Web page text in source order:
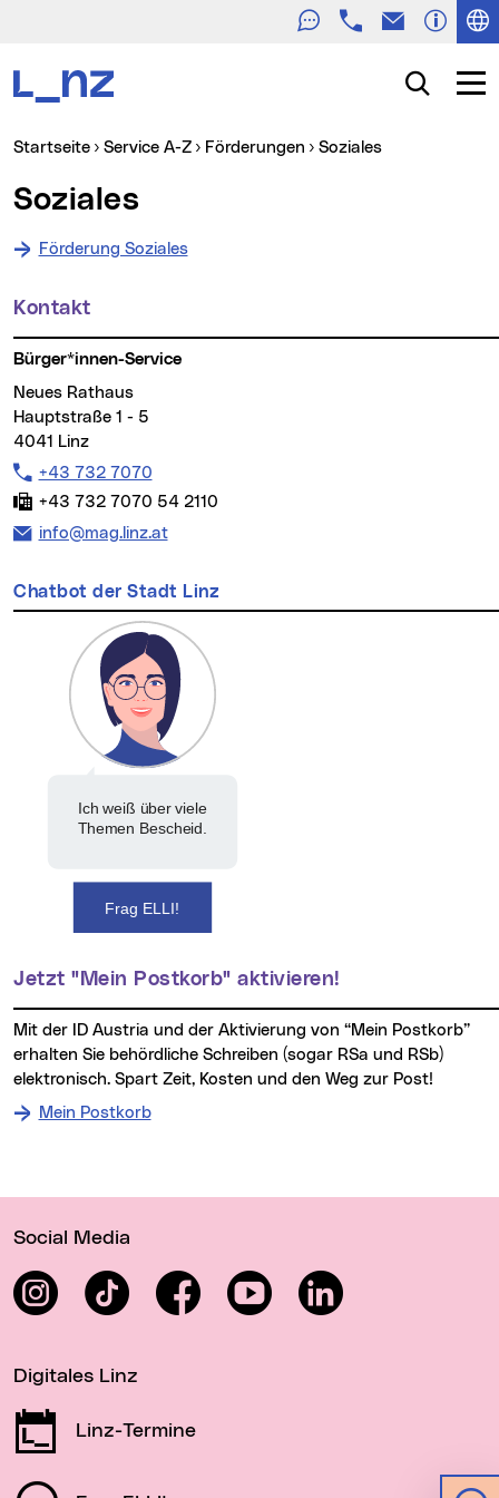
TelefonE-Mail
Suche
Sie sind hier:
Startseite Service A-Z Förderungen Soziales(aktueller
Soziales
Förderung Soziales
Weitere Informationen
Kontakt
Bürger*innen-Service
Neues Rathaus
Hauptstraße 1 - 5
4041 Linz
Telefon:
+43 732 7070
Fax:
+43 732 7070 54 2110
E-Mail Adresse:
info@mag.linz.at
Chatbot der Stadt Linz
Ich weiß über viele
Themen Bescheid.
Frag ELLI!
Jetzt "Mein Postkorb" aktivieren!
Mit der ID Austria und der Aktivierung von “Mein Postkorb”
erhalten Sie behördliche Schreiben (sogar RSa und RSb)
elektronisch. Spart Zeit, Kosten und den Weg zur Post!
Mein Postkorb
Social Media
InstagramTikTok FacebookYouTube LinkedIn
Digitales Linz
Linz-Termine